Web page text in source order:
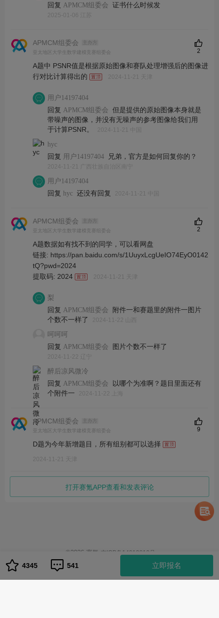
回复 APMCM组委会 证书什么时候发
2025-01-06 江苏
APMCM组委会
主办方
亚太地区大学生数学建模竞赛组委会
A题中 PSNR值是根据原始图像和赛队处理增强后的图像进
行对比计算得出的
2024-11-21 天津
2
用户14197404
回复 APMCM组委会 但是提供的原始图像本身就是
带噪声的图像，并没有无噪声的参考图像给我们用
于计算PSNR。
2024-11-21 中国
hyc
回复 用户14197404 兄弟，官方是如何回复你的？
2024-11-21 广西壮族自治区南宁
用户14197404
回复 hyc 还没有回复 2024-11-21 中国
APMCM组委会
主办方
亚太地区大学生数学建模竞赛组委会
A题数据如有找不到的同学，可以看网盘
链接: https://pan.baidu.com/s/1UuyxLcgUeIO74EyO0142
tQ?pwd=2024
提取码: 2024
2024-11-21 天津
2
梨
回复 APMCM组委会
附件一和赛题里的附件一图片
个数不一样了
2024-11-22 山西
呵呵呵
回复 APMCM组委会 图片个数不一样了
2024-11-22 辽宁
醉后凉风微冷
回复 APMCM组委会
以哪个为准啊？题目里面还有
个附件一
2024-11-22 上海
APMCM组委会
主办方
亚太地区大学生数学建模竞赛组委会
D题为今年新增题目，所有组别都可以选择
2024-11-21 天津
9
打开赛氪APP查看和发表评论
队伍管理
4345 541 立即报名
©2026 赛氪 京ICP备14013810号